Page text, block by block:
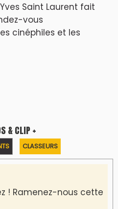
du 27-07-2026
du 26-07-2026
07 du 22-07-2026
19-07-2026
N31 du 18-07-2026